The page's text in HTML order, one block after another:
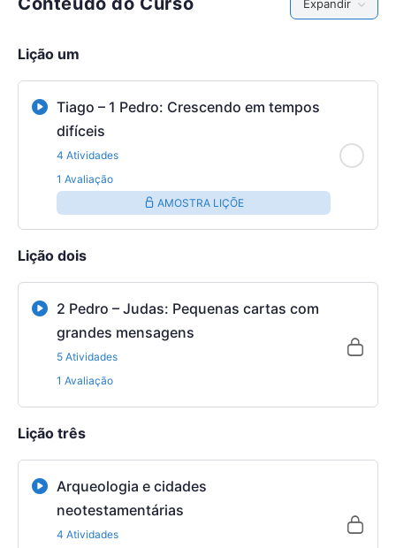
Expandir
Lição um
Tiago – 1 Pedro: Crescendo em tempos
difíceis
4 Atividades
1 Avaliação
AMOSTRA LIÇÕE
Lição dois
2 Pedro – Judas: Pequenas cartas com
grandes mensagens
5 Atividades
1 Avaliação
Lição três
Arqueologia e cidades
neotestamentárias
4 Atividades